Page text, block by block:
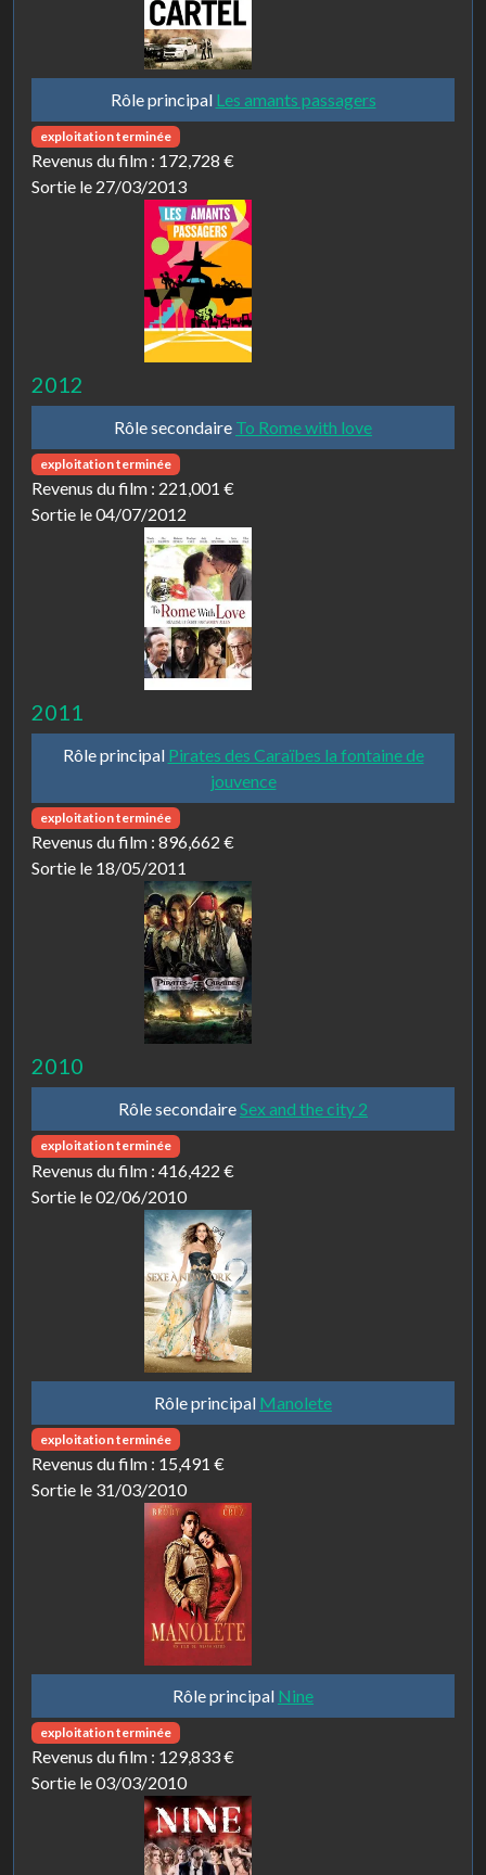
Rôle principal Les amants passagers
exploitation terminée
Revenus du film : 172,728 €
Sortie le 27/03/2013
2012
Rôle secondaire To Rome with love
exploitation terminée
Revenus du film : 221,001 €
Sortie le 04/07/2012
2011
Rôle principal Pirates des Caraïbes la fontaine de
jouvence
exploitation terminée
Revenus du film : 896,662 €
Sortie le 18/05/2011
2010
Rôle secondaireSex and the city 2
exploitation terminée
Revenus du film : 416,422 €
Sortie le 02/06/2010
Rôle principal Manolete
exploitation terminée
Revenus du film : 15,491 €
Sortie le 31/03/2010
Rôle principal Nine
exploitation terminée
Revenus du film : 129,833 €
Sortie le 03/03/2010